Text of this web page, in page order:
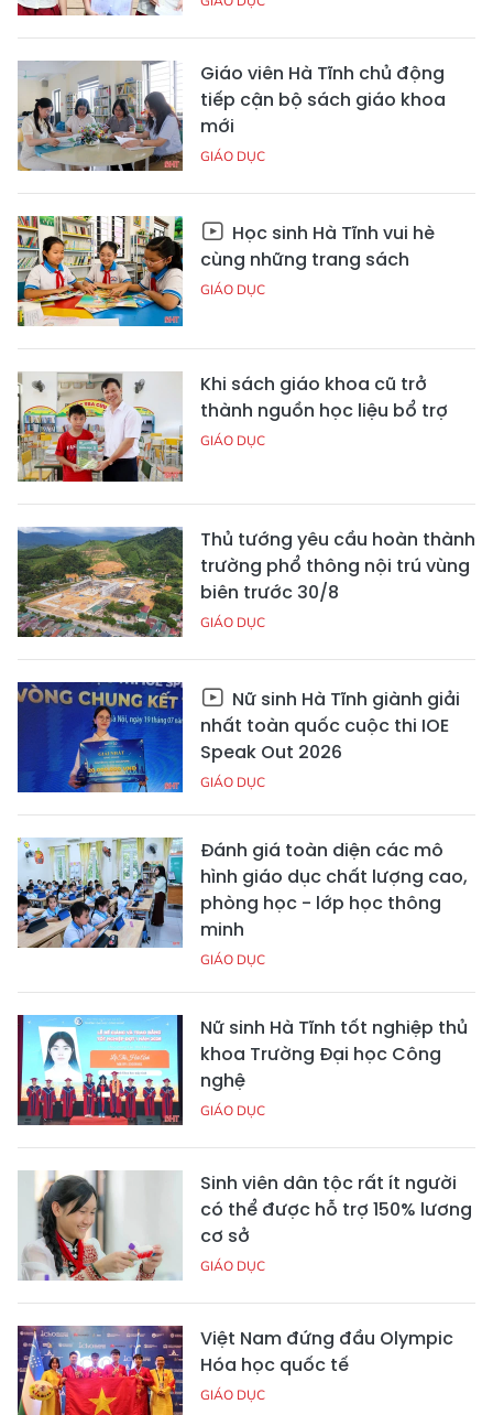
Giáo viên Hà Tĩnh chủ động
tiếp cận bộ sách giáo khoa
mới
GIÁO DỤC
Học sinh Hà Tĩnh vui hè
cùng những trang sách
GIÁO DỤC
Khi sách giáo khoa cũ trở
thành nguồn học liệu bổ trợ
GIÁO DỤC
Thủ tướng yêu cầu hoàn thành
trường phổ thông nội trú vùng
biên trước 30/8
GIÁO DỤC
Nữ sinh Hà Tĩnh giành giải
nhất toàn quốc cuộc thi IOE
Speak Out 2026
GIÁO DỤC
Đánh giá toàn diện các mô
hình giáo dục chất lượng cao,
phòng học - lớp học thông
minh
GIÁO DỤC
Nữ sinh Hà Tĩnh tốt nghiệp thủ
khoa Trường Đại học Công
nghệ
GIÁO DỤC
Sinh viên dân tộc rất ít người
có thể được hỗ trợ 150% lương
cơ sở
GIÁO DỤC
Việt Nam đứng đầu Olympic
Hóa học quốc tế
GIÁO DỤC